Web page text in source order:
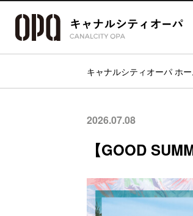
キャナルシティオーパ ホ
2026.07.08
【GOOD